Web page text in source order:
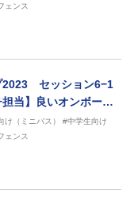
ェンス
2023 セッション6−1
当】良いオンボール
け（ミニバス）
#中学生向け
ェンス